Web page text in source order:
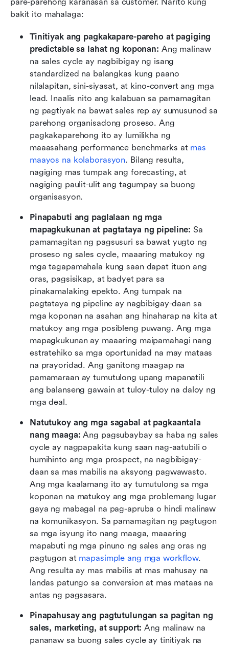
bakit ito mahalaga:
Tinitiyak ang pagkakapare-pareho at pagiging
predictable sa lahat ng koponan: Ang malinaw
na sales cycle ay nagbibigay ng isang
standardized na balangkas kung paano
nilalapitan, sini-siyasat, at kino-convert ang mga
lead. Inaalis nito ang kalabuan sa pamamagitan
ng pagtiyak na bawat sales rep ay sumusunod sa
parehong organisadong proseso. Ang
pagkakaparehong ito ay lumilikha ng
maaasahang performance benchmarks at mas
maayos na kolaborasyon. Bilang resulta,
nagiging mas tumpak ang forecasting, at
nagiging paulit-ulit ang tagumpay sa buong
organisasyon.
Pinapabuti ang paglalaan ng mga
mapagkukunan at pagtataya ng pipeline: Sa
pamamagitan ng pagsusuri sa bawat yugto ng
proseso ng sales cycle, maaaring matukoy ng
mga tagapamahala kung saan dapat ituon ang
oras, pagsisikap, at badyet para sa
pinakamalaking epekto. Ang tumpak na
pagtataya ng pipeline ay nagbibigay-daan sa
mga koponan na asahan ang hinaharap na kita at
matukoy ang mga posibleng puwang. Ang mga
mapagkukunan ay maaaring maipamahagi nang
estratehiko sa mga oportunidad na may mataas
na prayoridad. Ang ganitong maagap na
pamamaraan ay tumutulong upang mapanatili
ang balanseng gawain at tuloy-tuloy na daloy ng
mga deal.
Natutukoy ang mga sagabal at pagkaantala
nang maaga: Ang pagsubaybay sa haba ng sales
cycle ay nagpapakita kung saan nag-aatubili o
humihinto ang mga prospect, na nagbibigay-
daan sa mas mabilis na aksyong pagwawasto.
Ang mga kaalamang ito ay tumutulong sa mga
koponan na matukoy ang mga problemang lugar
gaya ng mabagal na pag-apruba o hindi malinaw
na komunikasyon. Sa pamamagitan ng pagtugon
sa mga isyung ito nang maaga, maaaring
mapabuti ng mga pinuno ng sales ang oras ng
pagtugon at mapasimple ang mga workflow.
Ang resulta ay mas mabilis at mas mahusay na
landas patungo sa conversion at mas mataas na
antas ng pagsasara.
Pinapahusay ang pagtutulungan sa pagitan ng
sales, marketing, at support: Ang malinaw na
pananaw sa buong sales cycle ay tinitiyak na